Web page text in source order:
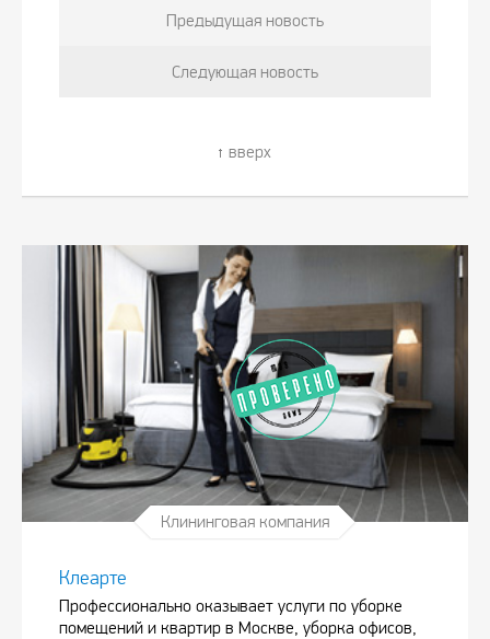
Предыдущая новость
Следующая новость
вверх
Клининговая компания
Клеарте
Профессионально оказывает услуги по уборке
помещений и квартир в Москве, уборка офисов,